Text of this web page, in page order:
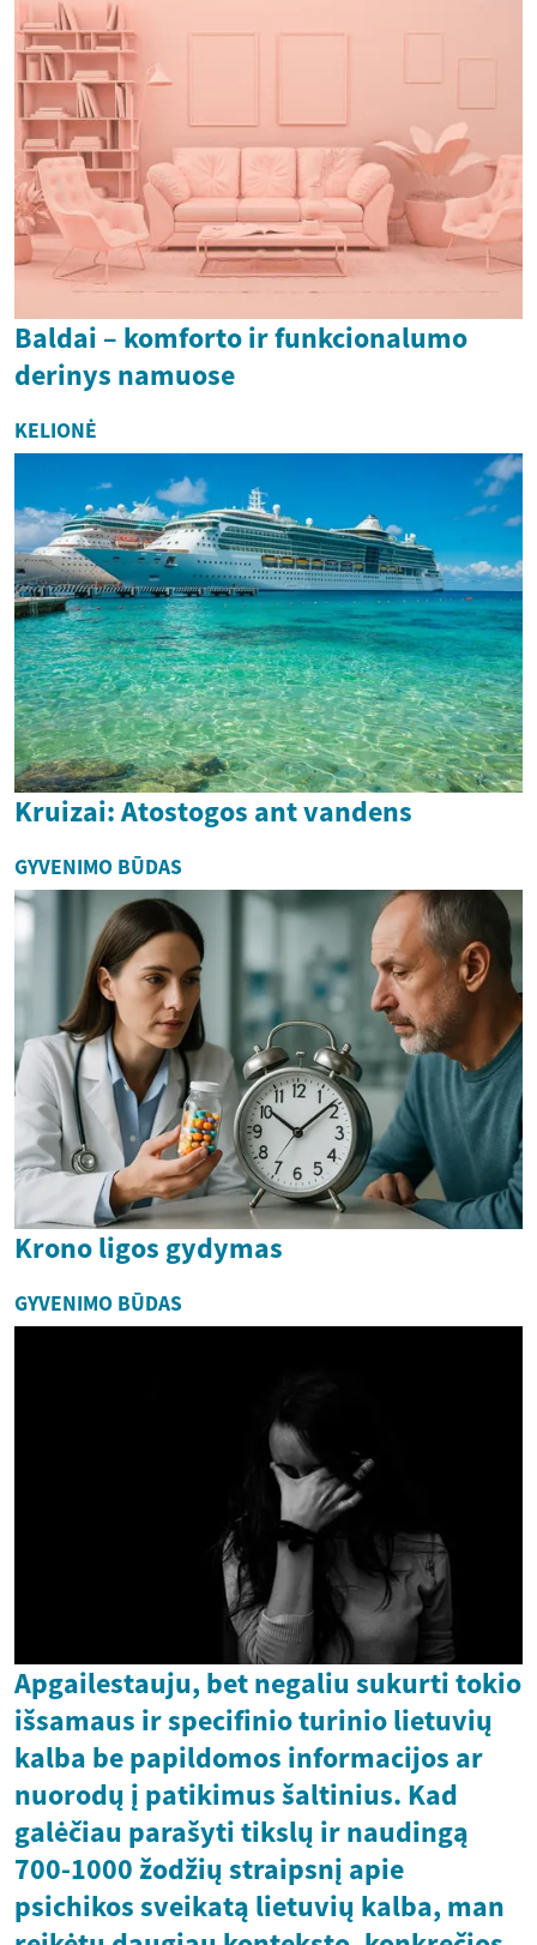
Baldai – komforto ir funkcionalumo
derinys namuose
KELIONĖ
Kruizai: Atostogos ant vandens
GYVENIMO BŪDAS
Krono ligos gydymas
GYVENIMO BŪDAS
Apgailestauju, bet negaliu sukurti tokio
išsamaus ir specifinio turinio lietuvių
kalba be papildomos informacijos ar
nuorodų į patikimus šaltinius. Kad
galėčiau parašyti tikslų ir naudingą
700-1000 žodžių straipsnį apie
psichikos sveikatą lietuvių kalba, man